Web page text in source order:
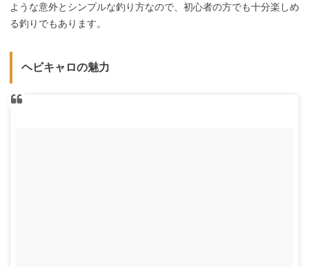
ような意外とシンプルな釣り方なので、初心者の方でも十分楽しめ
る釣りでもあります。
ヘビキャロの魅力